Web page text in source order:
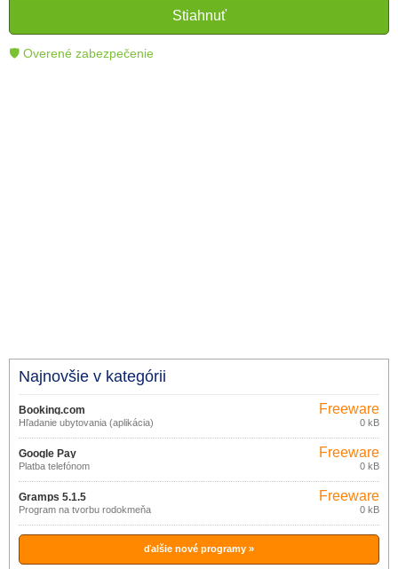
čitateľom lepšie porozumieť a využiť moderné
technológie.
Stiahnuť
🛡 Overené zabezpečenie
Najnovšie v kategórii
Booking.com
Hľadanie ubytovania (aplikácia)
Freeware
0 kB
Google Pay
Platba telefónom
Freeware
0 kB
Gramps 5.1.5
Program na tvorbu rodokmeňa
Freeware
0 kB
ďalšie nové programy »